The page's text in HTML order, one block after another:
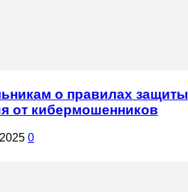
о правилах защиты
от кибермошенников
0